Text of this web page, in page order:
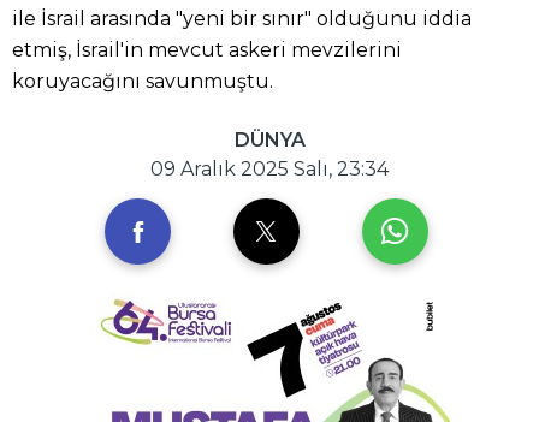
ile İsrail arasında "yeni bir sınır" olduğunu iddia
etmiş, İsrail'in mevcut askeri mevzilerini
koruyacağını savunmuştu.
DÜNYA
09 Aralık 2025 Salı, 23:34